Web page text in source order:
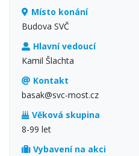
Místo konání
Budova SVČ
Hlavní vedoucí
Kamil Šlachta
Kontakt
basak@svc-most.cz
Věková skupina
8-99 let
Vybavení na akci